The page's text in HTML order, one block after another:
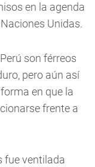
en la agenda
Unidas.
son férreos
pero aún así
en que la
frente a
fue ventilada